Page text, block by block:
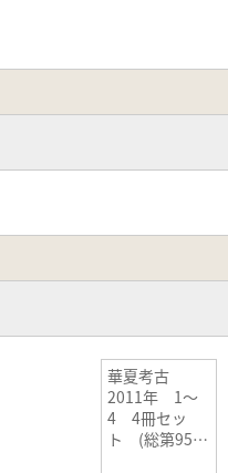
華夏考古
2011年 1〜
4 4冊セッ
ト (総第95〜